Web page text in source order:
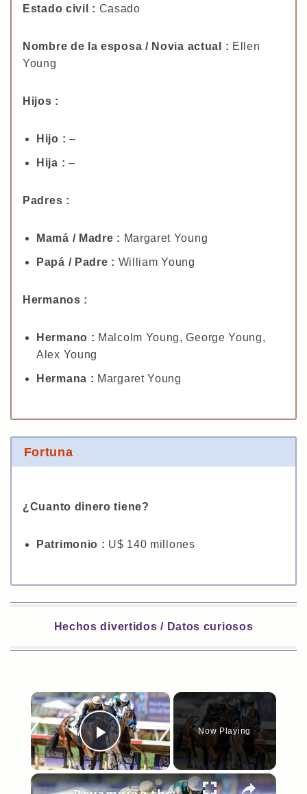
Estado civil : Casado
Nombre de la esposa / Novia actual : Ellen
Young
Hijos :
Hijo : –
Hija : –
Padres :
Mamá / Madre : Margaret Young
Papá / Padre : William Young
Hermanos :
Hermano : Malcolm Young, George Young,
Alex Young
Hermana : Margaret Young
Fortuna
¿Cuanto dinero tiene?
Patrimonio : U$ 140 millones
Hechos divertidos / Datos curiosos
×
Play Video
Now Playing
×